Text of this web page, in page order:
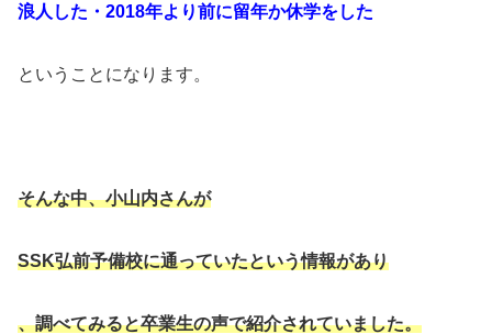
浪人した・2018年より前に留年か休学をした
ということになります。
そんな中、小山内さんが
SSK弘前予備校に通っていたという情報があり
、調べてみると卒業生の声で紹介されていました。